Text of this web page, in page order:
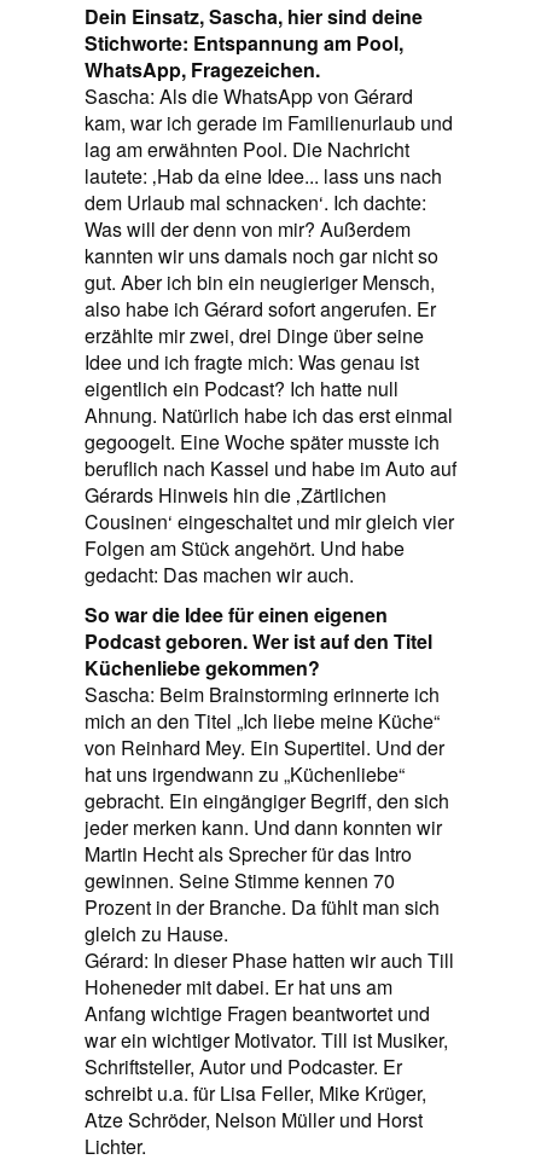
Dein Einsatz, Sascha, hier sind deine
Stichworte: Entspannung am Pool,
WhatsApp, Fragezeichen.
Sascha: Als die WhatsApp von Gérard
kam, war ich gerade im Familienurlaub und
lag am erwähnten Pool. Die Nachricht
lautete: ‚Hab da eine Idee... lass uns nach
dem Urlaub mal schnacken‘. Ich dachte:
Was will der denn von mir? Außerdem
kannten wir uns damals noch gar nicht so
gut. Aber ich bin ein neugieriger Mensch,
also habe ich Gérard sofort angerufen. Er
erzählte mir zwei, drei Dinge über seine
Idee und ich fragte mich: Was genau ist
eigentlich ein Podcast? Ich hatte null
Ahnung. Natürlich habe ich das erst einmal
gegoogelt. Eine Woche später musste ich
beruflich nach Kassel und habe im Auto auf
Gérards Hinweis hin die ‚Zärtlichen
Cousinen‘ eingeschaltet und mir gleich vier
Folgen am Stück angehört. Und habe
gedacht: Das machen wir auch.
So war die Idee für einen eigenen
Podcast geboren. Wer ist auf den Titel
Küchenliebe gekommen?
Sascha: Beim Brainstorming erinnerte ich
mich an den Titel „Ich liebe meine Küche“
von Reinhard Mey. Ein Supertitel. Und der
hat uns irgendwann zu „Küchenliebe“
gebracht. Ein eingängiger Begriff, den sich
jeder merken kann. Und dann konnten wir
Martin Hecht als Sprecher für das Intro
gewinnen. Seine Stimme kennen 70
Prozent in der Branche. Da fühlt man sich
gleich zu Hause.
Gérard: In dieser Phase hatten wir auch Till
Hoheneder mit dabei. Er hat uns am
Anfang wichtige Fragen beantwortet und
war ein wichtiger Motivator. Till ist Musiker,
Schriftsteller, Autor und Podcaster. Er
schreibt u.a. für Lisa Feller, Mike Krüger,
Atze Schröder, Nelson Müller und Horst
Lichter.